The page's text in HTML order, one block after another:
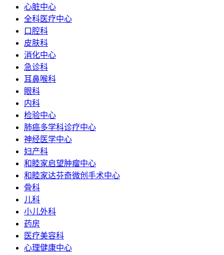
心脏中心
全科医疗中心
口腔科
皮肤科
消化中心
急诊科
耳鼻喉科
眼科
内科
检验中心
肺癌多学科诊疗中心
神经医学中心
妇产科
和睦家启望肿瘤中心
和睦家达芬奇微创手术中心
骨科
儿科
小儿外科
药房
医疗美容科
心理健康中心